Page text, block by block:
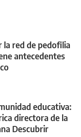
la red de pedofilia
antecedentes
educativa:
directora de la
Descubrir